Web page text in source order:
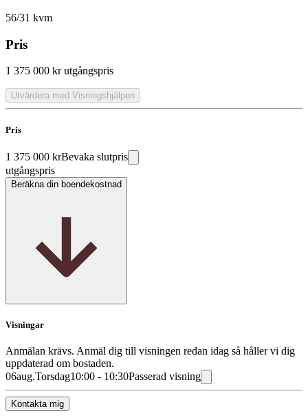
56/31 kvm
Pris
1 375 000 kr utgångspris
Utvärdera med Visningshjälpen
Pris
1 375 000 krBevaka slutpris
utgångspris
Beräkna din boendekostnad
Visningar
Anmälan krävs. Anmäl dig till visningen redan idag så håller vi dig
uppdaterad om bostaden.
06aug.Torsdag10:00 - 10:30Passerad visning
Kontakta mig